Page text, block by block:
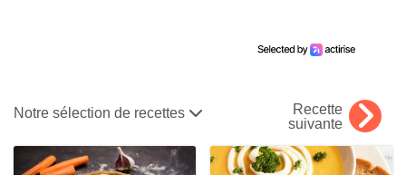
Notre sélection de recettes
Recette
suivante